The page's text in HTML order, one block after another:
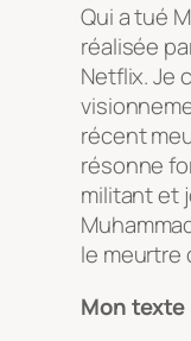
Qui a tué
réalisée
Netflix. Je
récent
résonne
militant et
le meurtre
Mon